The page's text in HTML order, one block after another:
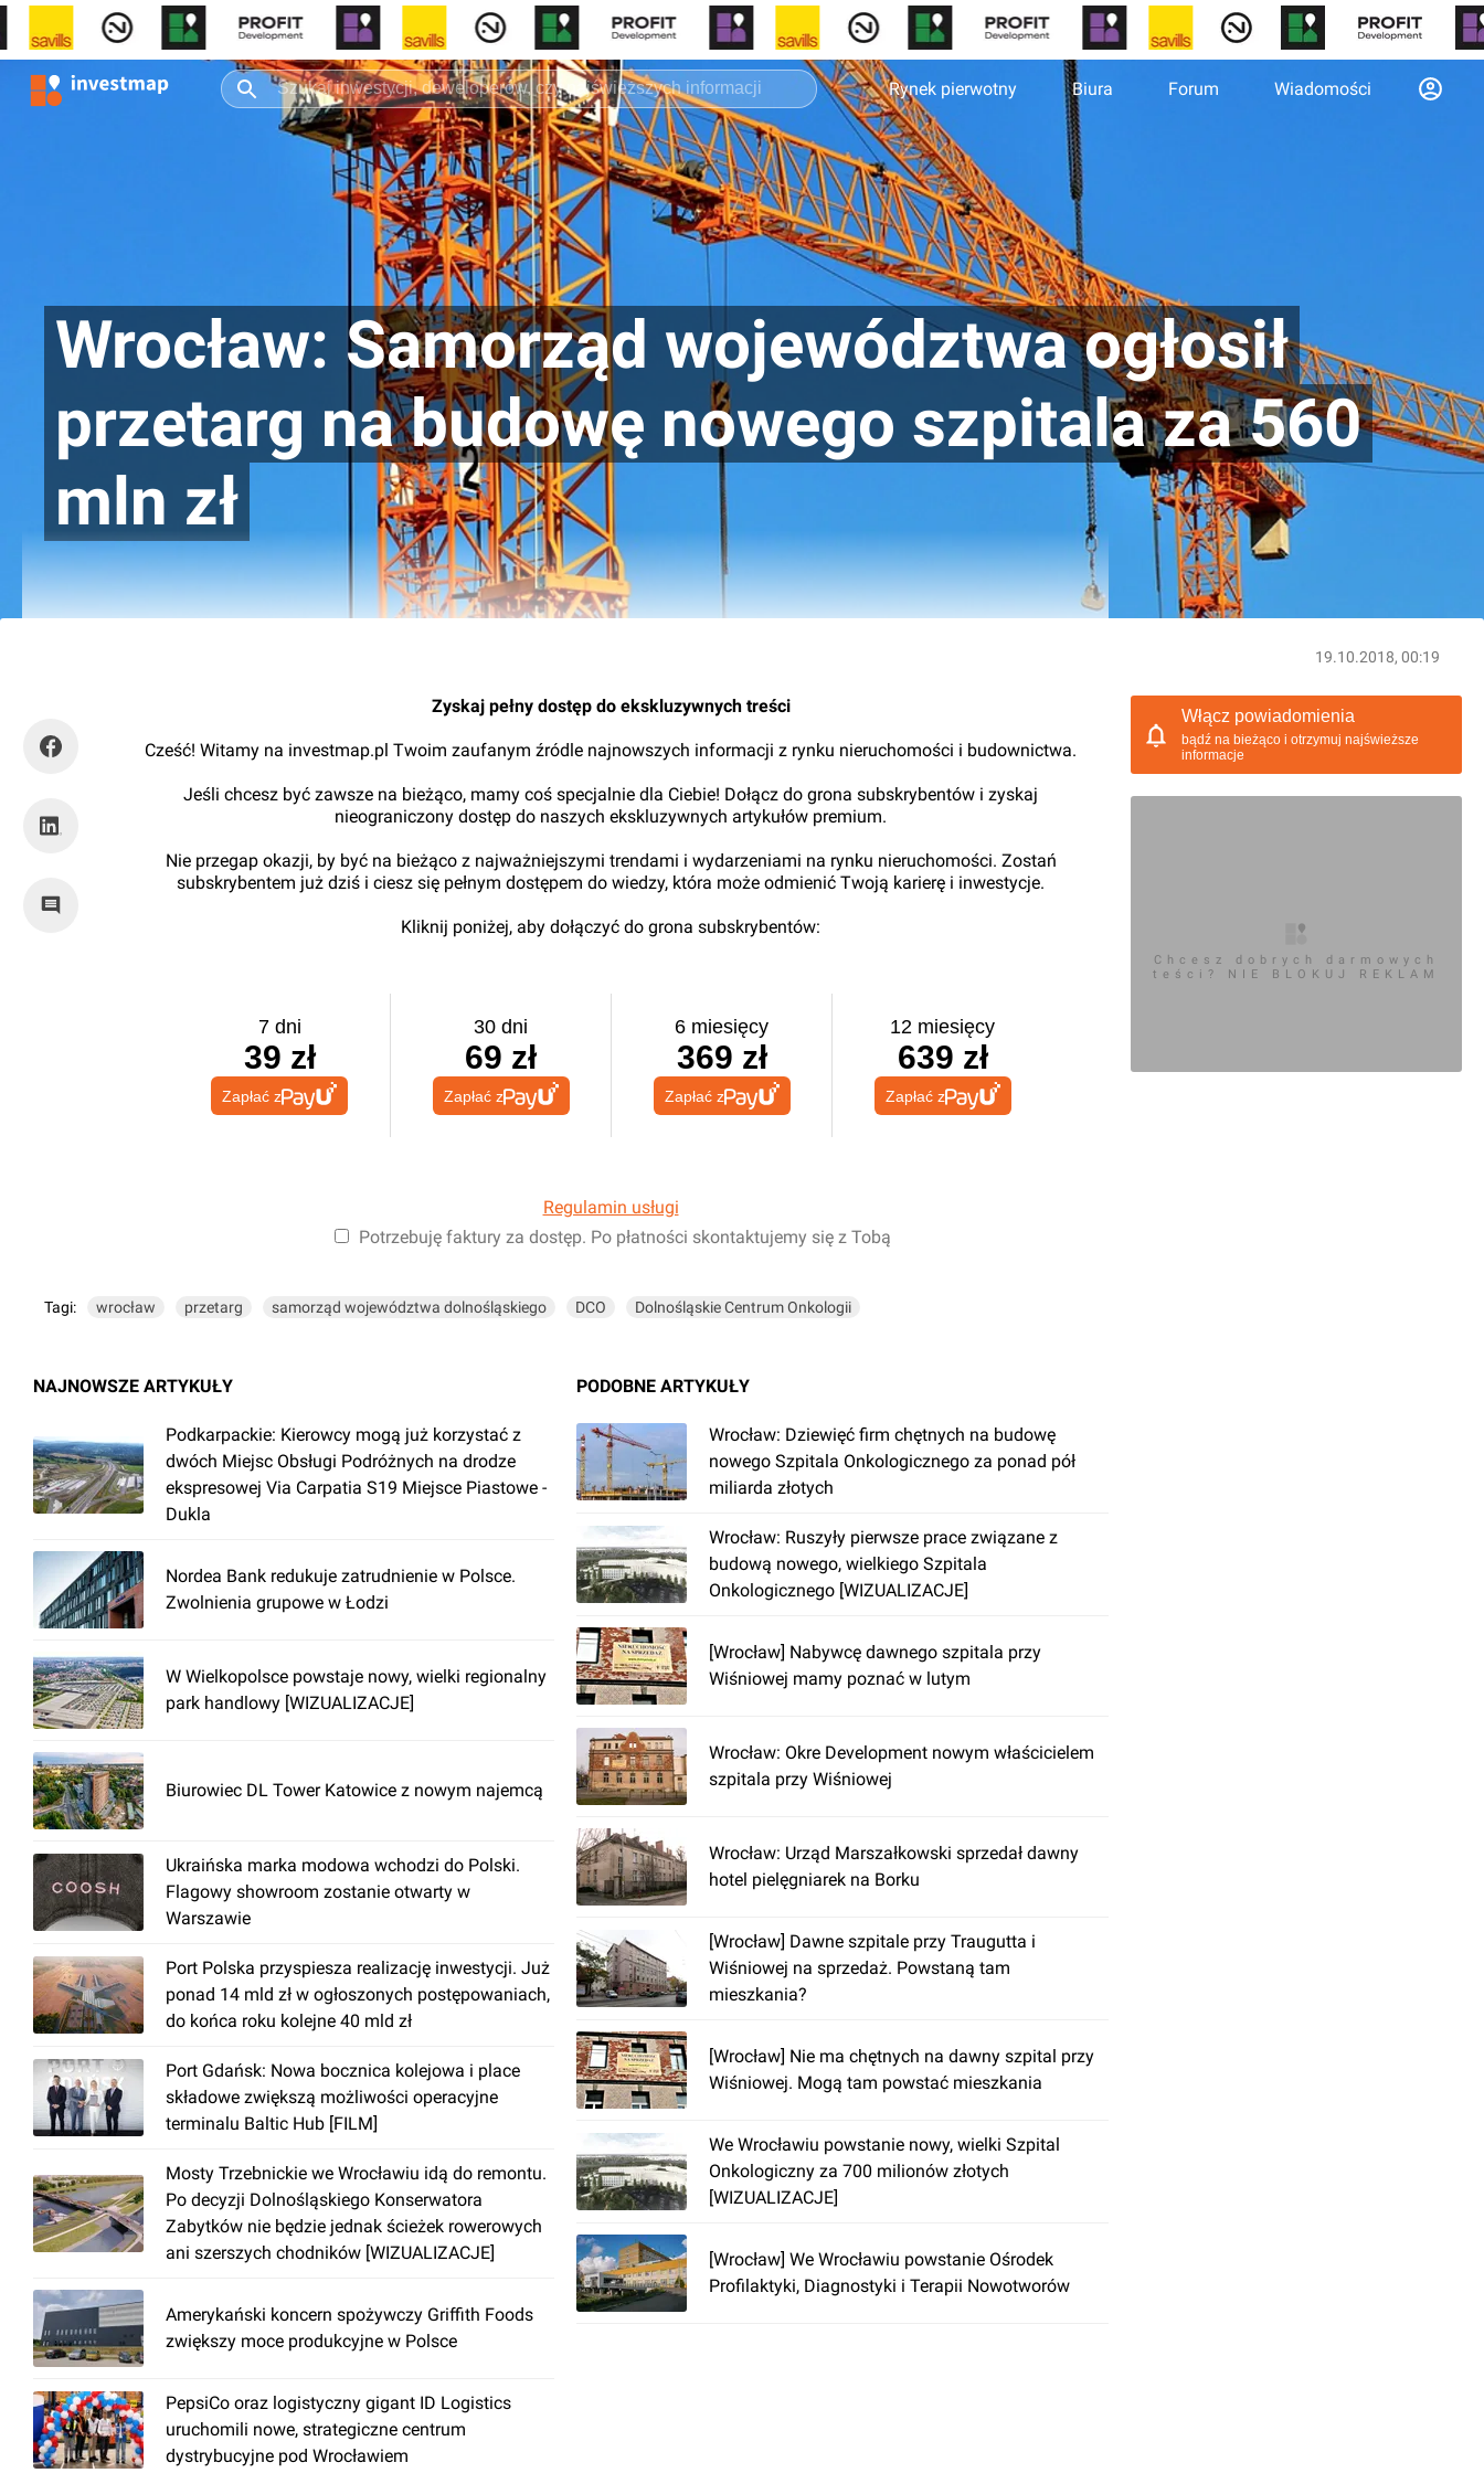
Rynek pierwotny Biura Forum Wiadomości
Wrocław: Samorząd województwa ogłosił
przetarg na budowę nowego szpitala za 560
mln zł
19.10.2018, 00:19
Zyskaj pełny dostęp do ekskluzywnych treści
Cześć! Witamy na investmap.pl Twoim zaufanym źródle najnowszych informacji z rynku nieruchomości i budownictwa.
Jeśli chcesz być zawsze na bieżąco, mamy coś specjalnie dla Ciebie! Dołącz do grona subskrybentów i zyskaj
nieograniczony dostęp do naszych ekskluzywnych artykułów premium.
Nie przegap okazji, by być na bieżąco z najważniejszymi trendami i wydarzeniami na rynku nieruchomości. Zostań
subskrybentem już dziś i ciesz się pełnym dostępem do wiedzy, która może odmienić Twoją karierę i inwestycje.
Kliknij poniżej, aby dołączyć do grona subskrybentów:
7 dni
39 zł
Zapłać z
30 dni
69 zł
Zapłać z
6 miesięcy
369 zł
Zapłać z
12 miesięcy
639 zł
Zapłać z
Regulamin usługi
Potrzebuję faktury za dostęp. Po płatności skontaktujemy się z Tobą
Tagi: wrocław przetarg samorząd województwa dolnośląskiego DCO Dolnośląskie Centrum Onkologii
NAJNOWSZE ARTYKUŁY
Podkarpackie: Kierowcy mogą już korzystać z
dwóch Miejsc Obsługi Podróżnych na drodze
ekspresowej Via Carpatia S19 Miejsce Piastowe -
Dukla
Nordea Bank redukuje zatrudnienie w Polsce.
Zwolnienia grupowe w Łodzi
W Wielkopolsce powstaje nowy, wielki regionalny
park handlowy [WIZUALIZACJE]
Biurowiec DL Tower Katowice z nowym najemcą
Ukraińska marka modowa wchodzi do Polski.
Flagowy showroom zostanie otwarty w
Warszawie
Port Polska przyspiesza realizację inwestycji. Już
ponad 14 mld zł w ogłoszonych postępowaniach,
do końca roku kolejne 40 mld zł
Port Gdańsk: Nowa bocznica kolejowa i place
składowe zwiększą możliwości operacyjne
terminalu Baltic Hub [FILM]
Mosty Trzebnickie we Wrocławiu idą do remontu.
Po decyzji Dolnośląskiego Konserwatora
Zabytków nie będzie jednak ścieżek rowerowych
ani szerszych chodników [WIZUALIZACJE]
Amerykański koncern spożywczy Griffith Foods
zwiększy moce produkcyjne w Polsce
PepsiCo oraz logistyczny gigant ID Logistics
uruchomili nowe, strategiczne centrum
dystrybucyjne pod Wrocławiem
PODOBNE ARTYKUŁY
Wrocław: Dziewięć firm chętnych na budowę
nowego Szpitala Onkologicznego za ponad pół
miliarda złotych
Wrocław: Ruszyły pierwsze prace związane z
budową nowego, wielkiego Szpitala
Onkologicznego [WIZUALIZACJE]
[Wrocław] Nabywcę dawnego szpitala przy
Wiśniowej mamy poznać w lutym
Wrocław: Okre Development nowym właścicielem
szpitala przy Wiśniowej
Wrocław: Urząd Marszałkowski sprzedał dawny
hotel pielęgniarek na Borku
[Wrocław] Dawne szpitale przy Traugutta i
Wiśniowej na sprzedaż. Powstaną tam
mieszkania?
[Wrocław] Nie ma chętnych na dawny szpital przy
Wiśniowej. Mogą tam powstać mieszkania
We Wrocławiu powstanie nowy, wielki Szpital
Onkologiczny za 700 milionów złotych
[WIZUALIZACJE]
[Wrocław] We Wrocławiu powstanie Ośrodek
Profilaktyki, Diagnostyki i Terapii Nowotworów
Włącz powiadomienia
bądź na bieżąco i otrzymuj najświeższe
informacje
Chcesz dobrych darmowych
teści? NIE BLOKUJ REKLAM